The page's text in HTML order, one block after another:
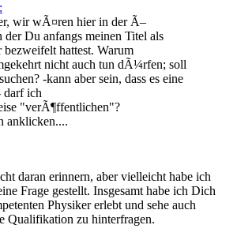
wir wÃ¤ren hier in der Ã–
Du anfangs meinen Titel als
hattest. Warum
nicht auch tun dÃ¼rfen; soll
-kann aber sein, dass es eine
darf ich
"verÃ¶ffentlichen"?
anklicken....
daran erinnern, aber vielleicht habe ich
Frage gestellt. Insgesamt habe ich Dich
Physiker erlebt und sehe auch
Qualifikation zu hinterfragen.